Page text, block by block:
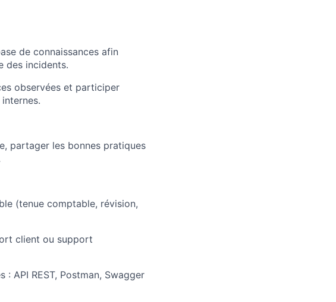
de connaissances afin
des incidents.
observées et participer
partager les bonnes pratiques
(tenue comptable, révision,
client ou support
: API REST, Postman, Swagger